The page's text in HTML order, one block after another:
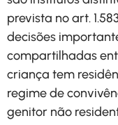
prevista no art.
decisões
compartilhadas
criança tem
regime de
genitor não